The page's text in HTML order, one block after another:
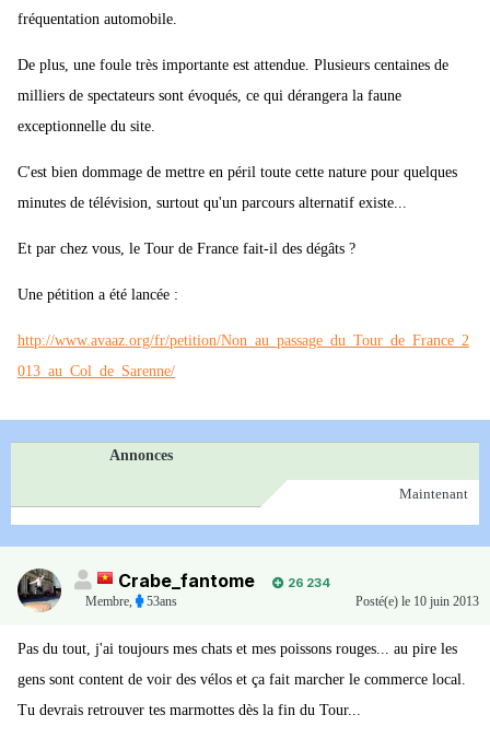
fréquentation automobile.
De plus, une foule très importante est attendue. Plusieurs centaines de
milliers de spectateurs sont évoqués, ce qui dérangera la faune
exceptionnelle du site.
C'est bien dommage de mettre en péril toute cette nature pour quelques
minutes de télévision, surtout qu'un parcours alternatif existe...
Et par chez vous, le Tour de France fait-il des dégâts ?
Une pétition a été lancée :
http://www.avaaz.org/fr/petition/Non_au_passage_du_Tour_de_France_2
013_au_Col_de_Sarenne/
Annonces
Maintenant
Crabe_fantome
26 234
Membre, 53ans Posté(e) le 10 juin 2013
Pas du tout, j'ai toujours mes chats et mes poissons rouges... au pire les
gens sont content de voir des vélos et ça fait marcher le commerce local.
Tu devrais retrouver tes marmottes dès la fin du Tour...